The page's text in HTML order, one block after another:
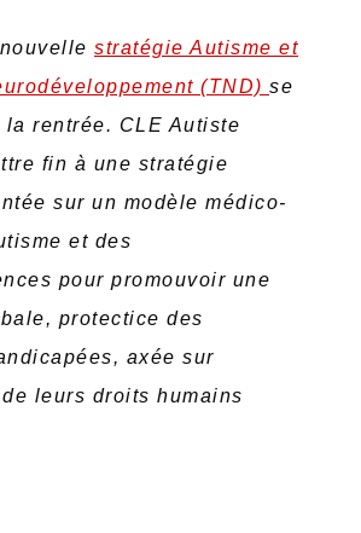
stratégie Autisme et
(TND) se
la rentrée. CLE Autiste
fin à une stratégie
sur un modèle médico-
et des
pour promouvoir une
protectice des
axée sur
leurs droits humains